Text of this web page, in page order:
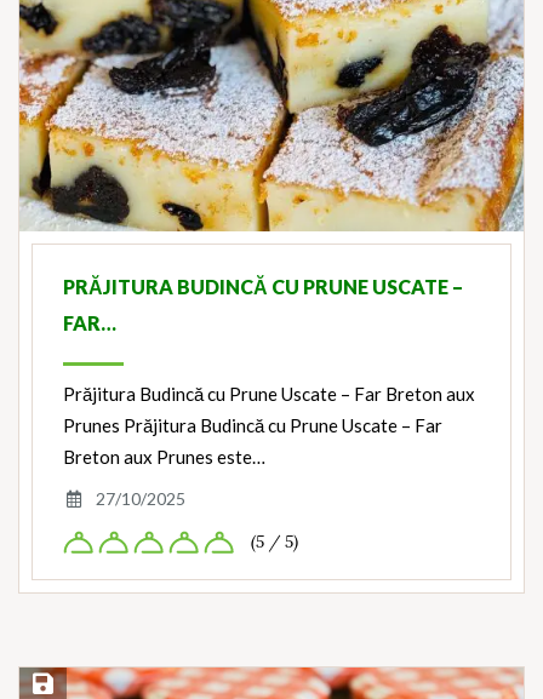
PRĂJITURA BUDINCĂ CU PRUNE USCATE –
FAR…
Prăjitura Budincă cu Prune Uscate – Far Breton aux
Prunes Prăjitura Budincă cu Prune Uscate – Far
Breton aux Prunes este…
27/10/2025
(5 / 5)
Save Recipe